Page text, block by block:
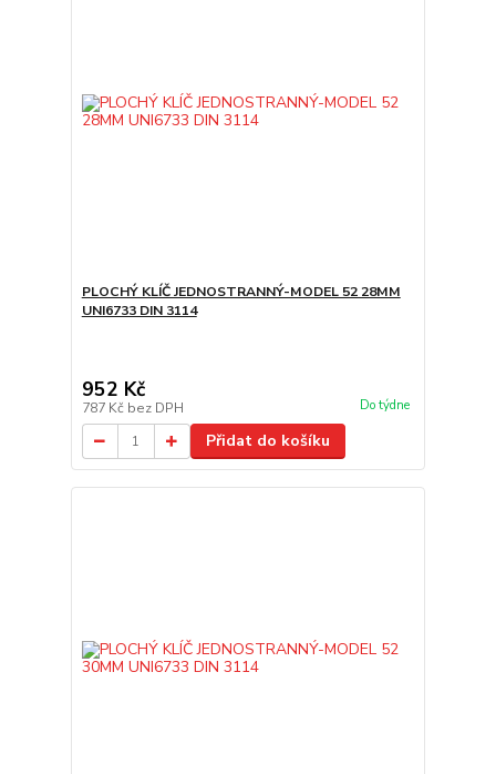
PLOCHÝ KLÍČ JEDNOSTRANNÝ-MODEL 52 28MM
UNI6733 DIN 3114
952 Kč
787 Kč bez DPH Do týdne
Přidat do košíku